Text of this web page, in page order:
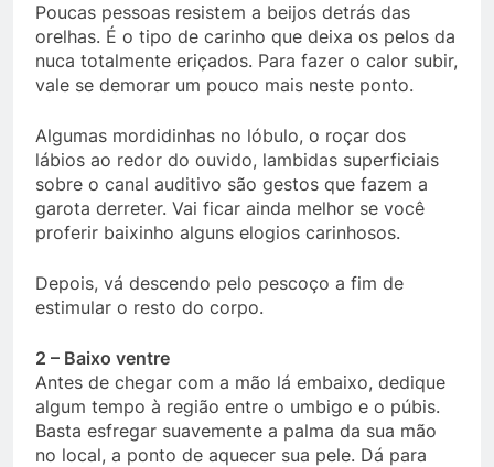
Poucas pessoas resistem a beijos detrás das
orelhas. É o tipo de carinho que deixa os pelos da
nuca totalmente eriçados. Para fazer o calor subir,
vale se demorar um pouco mais neste ponto.
Algumas mordidinhas no lóbulo, o roçar dos
lábios ao redor do ouvido, lambidas superficiais
sobre o canal auditivo são gestos que fazem a
garota derreter. Vai ficar ainda melhor se você
proferir baixinho alguns elogios carinhosos.
Depois, vá descendo pelo pescoço a fim de
estimular o resto do corpo.
2 – Baixo ventre
Antes de chegar com a mão lá embaixo, dedique
algum tempo à região entre o umbigo e o púbis.
Basta esfregar suavemente a palma da sua mão
no local, a ponto de aquecer sua pele. Dá para